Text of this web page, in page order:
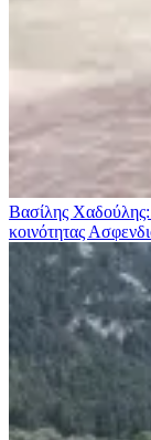
Βασίλης Χαδούλης:
κοινότητας